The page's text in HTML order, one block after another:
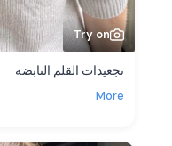
Try on
تجعيدات القلم النابضة
More